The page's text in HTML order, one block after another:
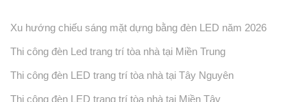
Xu hướng chiếu sáng mặt dựng bằng đèn LED năm 2026
Thi công đèn Led trang trí tòa nhà tại Miền Trung
Thi công đèn LED trang trí tòa nhà tại Tây Nguyên
Thi công đèn LED trang trí tòa nhà tại Miền Tây